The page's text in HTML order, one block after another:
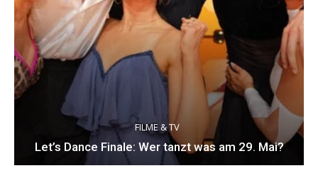
FILME & TV
Let’s Dance Finale: Wer tanzt was am 29. Mai?